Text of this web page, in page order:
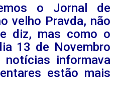
o Jornal de
velho Pravda, não
diz, mas como o
13 de Novembro
informava
estão mais